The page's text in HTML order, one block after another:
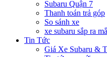
Subaru Quận 7
Thanh toán trả góp
So sánh xe
xe subaru sắp ra
Tin Tức
Giá Xe Subaru &